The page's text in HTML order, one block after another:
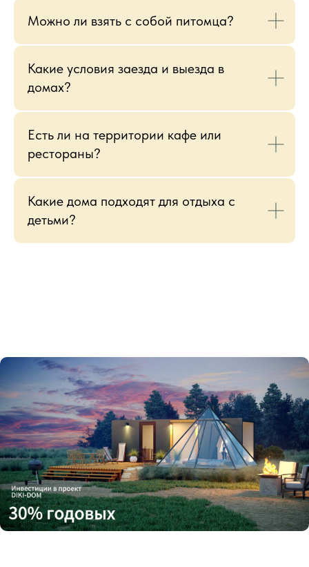
Можно ли взять с собой питомца?
Какие условия заезда и выезда в
домах?
Есть ли на территории кафе или
рестораны?
Какие дома подходят для отдыха с
детьми?